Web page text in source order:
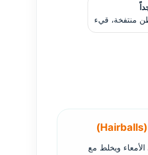
منتفخة، قيء
ويخلط مع